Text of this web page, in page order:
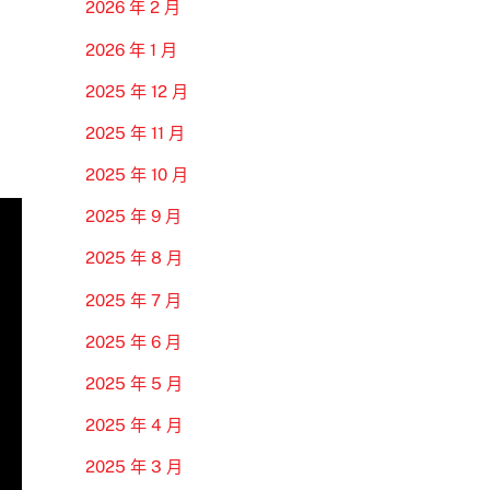
2026 年 2 月
2026 年 1 月
2025 年 12 月
2025 年 11 月
2025 年 10 月
2025 年 9 月
2025 年 8 月
2025 年 7 月
2025 年 6 月
2025 年 5 月
2025 年 4 月
2025 年 3 月